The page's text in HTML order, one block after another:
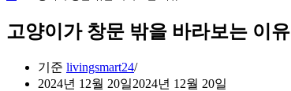
메
션
고양이가 창문 밖을 바라보는 이유
기준 livingsmart24
2024년 12월 20일2024년 12월 20일